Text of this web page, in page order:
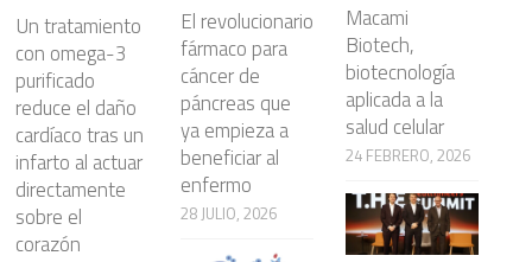
Un tratamiento
con omega-3
purificado
reduce el daño
cardíaco tras un
infarto al actuar
directamente
sobre el
corazón
El revolucionario
fármaco para
cáncer de
páncreas que
ya empieza a
beneficiar al
enfermo
28 JULIO, 2026
Macami
Biotech,
biotecnología
aplicada a la
salud celular
24 FEBRERO, 2026